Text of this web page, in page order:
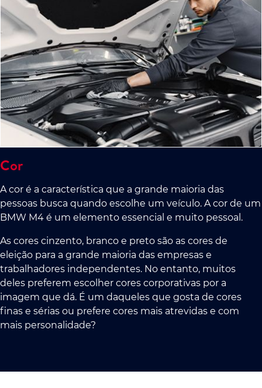
Cor
A cor é a característica que a grande maioria das
pessoas busca quando escolhe um veículo. A cor de um
BMW M4 é um elemento essencial e muito pessoal.
As cores cinzento, branco e preto são as cores de
eleição para a grande maioria das empresas e
trabalhadores independentes. No entanto, muitos
deles preferem escolher cores corporativas por a
imagem que dá. É um daqueles que gosta de cores
finas e sérias ou prefere cores mais atrevidas e com
mais personalidade?